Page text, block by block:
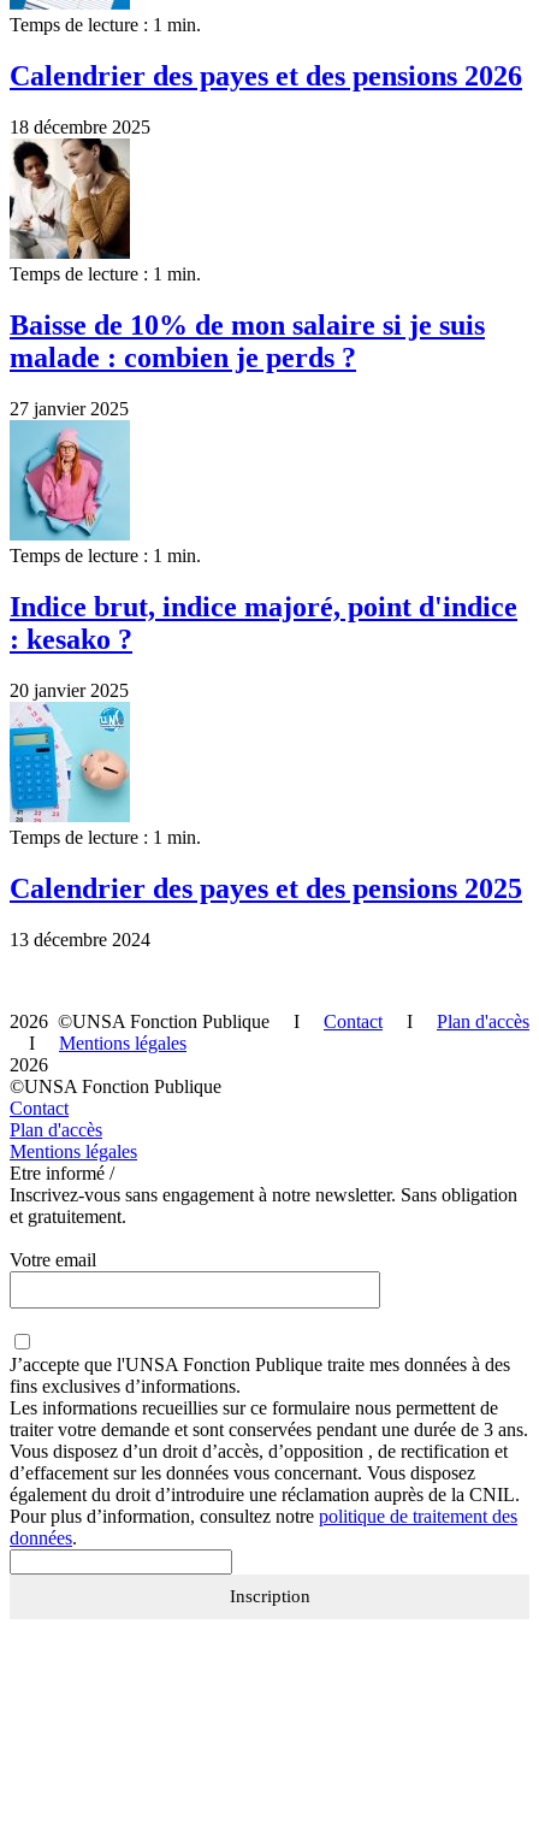
Temps de lecture : 1 min.
Calendrier des payes et des pensions 2026
18 décembre 2025
Temps de lecture : 1 min.
Baisse de 10% de mon salaire si je suis
malade : combien je perds ?
27 janvier 2025
Temps de lecture : 1 min.
Indice brut, indice majoré, point d'indice
: kesako ?
20 janvier 2025
Temps de lecture : 1 min.
Calendrier des payes et des pensions 2025
13 décembre 2024
2026 ©UNSA Fonction Publique I Contact I Plan d'accès
I Mentions légales
2026
©UNSA Fonction Publique
Contact
Plan d'accès
Mentions légales
Etre informé /
Inscrivez-vous sans engagement à notre newsletter. Sans obligation
et gratuitement.
Votre email
J’accepte que l'UNSA Fonction Publique traite mes données à des
fins exclusives d’informations.
Les informations recueillies sur ce formulaire nous permettent de
traiter votre demande et sont conservées pendant une durée de 3 ans.
Vous disposez d’un droit d’accès, d’opposition , de rectification et
d’effacement sur les données vous concernant. Vous disposez
également du droit d’introduire une réclamation auprès de la CNIL.
Pour plus d’information, consultez notre politique de traitement des
données.
Inscription